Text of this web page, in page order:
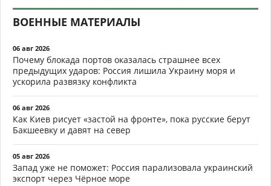
ВОЕННЫЕ МАТЕРИАЛЫ
06 авг 2026
Почему блокада портов оказалась страшнее всех
предыдущих ударов: Россия лишила Украину моря и
ускорила развязку конфликта
06 авг 2026
Как Киев рисует «застой на фронте», пока русские берут
Бакшеевку и давят на север
05 авг 2026
Запад уже не поможет: Россия парализовала украинский
экспорт через Чёрное море